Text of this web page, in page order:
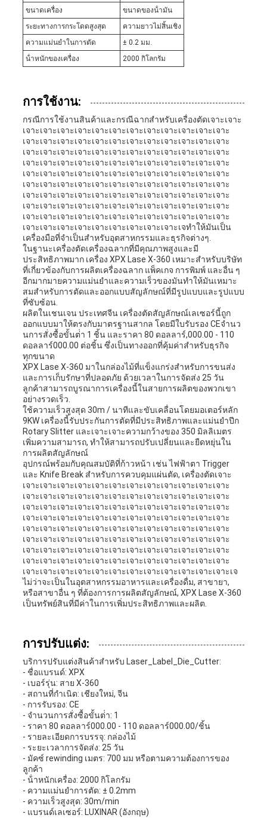
ขนาดเครื่อง
ขนาดของน้ํามัน
ระยะทางการกระโดดสูงสุด
ความยาวไม่สิ้นเชิง
ความแม่นยําในการตัด
± 0.2 มม.
น้ําหนักของเครื่อง
2000 กิโลกรัม
การใช้งาน:
กรณีการใช้งานสินค้าและกรณีฉากสําหรับเครื่องตัดเจาะเจาะ
เจาะเจาะเจาะเจาะเจาะเจาะเจาะเจาะเจาะเจาะเจาะเจาะ
เจาะเจาะเจาะเจาะเจาะเจาะเจาะเจาะเจาะเจาะเจาะเจาะ
เจาะเจาะเจาะเจาะเจาะเจาะเจาะเจาะเจาะเจาะเจาะเจาะ
เจาะเจาะเจาะเจาะเจาะเจาะเจาะเจาะเจาะเจาะเจาะเจาะ
เจาะเจาะเจาะเจาะเจาะเจาะเจาะเจาะเจาะเจาะเจาะเจาะ
เจาะเจาะเจาะเจาะเจาะเจาะเจาะเจาะเจาะเจาะเจาะเจาะ
เจาะเจาะเจาะเจาะเจาะเจาะเจาะเจาะเจาะเจาะเจาะเจาะ
เจาะเจาะเจาะเจาะเจาะเจาะเจาะเจาะเจาะเจาะเจาะเจาะ
เจาะเจาะเจาะเจาะเจาะเจาะเจาะเจาะเจาะเจาะเจาะเจาะ
เจาะเจาะเจาะเจาะเจาะเจาะเจาะเจาะเจาะเจทําให้มันเป็น
เครื่องมือที่จําเป็นสําหรับอุตสาหกรรมและธุรกิจต่างๆ.
ในฐานะเครื่องตัดเครื่องฉลากที่มีคุณภาพสูงและมี
ประสิทธิภาพมาก เครื่อง XPX Lase X-360 เหมาะสําหรับบริษัท
ที่เกี่ยวข้องกับการผลิตเครื่องฉลาก แพ็คเกจ การพิมพ์ และอื่น ๆ
อีกมากมายความแม่นยําและความเร็วของมันทําให้มันเหมาะ
สมสําหรับการตัดและออกแบบสัญลักษณ์ที่มีรูปแบบและรูปแบบ
ที่ซับซ้อน.
ผลิตในเชนเจน ประเทศจีน เครื่องตัดสัญลักษณ์เลเซอร์นี้ถูก
ออกแบบมาให้ตรงกับมาตรฐานสากล โดยมีใบรับรอง CEจํานว
นการสั่งซื้อขั้นต่ํา 1 ชิ้น และราคา 80 ดอลลาร์,000.00 - 110
ดอลลาร์000.00 ต่อชิ้น ซึ่งเป็นทางออกที่คุ้มค่าสําหรับธุรกิจ
ทุกขนาด
XPX Lase X-360 มาในกล่องไม้ที่แข็งแกร่งสําหรับการขนส่ง
และการเก็บรักษาที่ปลอดภัย ด้วยเวลาในการจัดส่ง 25 วัน
ลูกค้าสามารถบูรณาการเครื่องนี้ในสายการผลิตของพวกเขา
อย่างรวดเร็ว.
ใช้ความเร็วสูงสุด 30m / นาทีและขับเคลื่อนโดยมอเตอร์หลัก
9KW เครื่องนี้รับประกันการตัดที่มีประสิทธิภาพและแม่นยําปีก
Rotary Slitter และเจาะเจาะความกว้างของ 350 มิลลิเมตร
เพิ่มความสามารถ, ทําให้สามารถปรับเปลี่ยนและยืดหยุ่นใน
การผลิตสัญลักษณ์
อุปกรณ์พร้อมกับคุณสมบัติที่ก้าวหน้า เช่น ไฟฟ้าตา Trigger
และ Knife Break สําหรับการควบคุมแผ่นตัด, เครื่องตัดเจาะ
เจาะเจาะเจาะเจาะเจาะเจาะเจาะเจาะเจาะเจาะเจาะเจาะ
เจาะเจาะเจาะเจาะเจาะเจาะเจาะเจาะเจาะเจาะเจาะเจาะ
เจาะเจาะเจาะเจาะเจาะเจาะเจาะเจาะเจาะเจาะเจาะเจาะ
เจาะเจาะเจาะเจาะเจาะเจาะเจาะเจาะเจาะเจาะเจาะเจาะ
เจาะเจาะเจาะเจาะเจาะเจาะเจาะเจาะเจาะเจาะเจาะเจาะ
เจาะเจาะเจาะเจาะเจาะเจาะเจาะเจาะเจาะเจาะเจาะเจาะ
เจาะเจาะเจาะเจาะเจาะเจาะเจาะเจาะเจาะเจาะเจาะเจาะ
เจาะเจาะเจาะเจาะเจาะเจาะเจาะเจาะเจาะเจาะเจาะเจาะ
เจาะเจาะเจาะเจาะเจาะเจาะเจาะเจาะเจาะเจาะเจาะเจาะเจ
ไม่ว่าจะเป็นในอุตสาหกรรมอาหารและเครื่องดื่ม, สาขายา,
หรือสาขาอื่น ๆ ที่ต้องการการผลิตสัญลักษณ์, XPX Lase X-360
เป็นทรัพย์สินที่มีค่าในการเพิ่มประสิทธิภาพและผลิต.
การปรับแต่ง:
บริการปรับแต่งสินค้าสําหรับ Laser_Label_Die_Cutter:
- ชื่อแบรนด์: XPX
- เบอร์รุ่น: สาย X-360
- สถานที่กําเนิด: เชียงใหม่, จีน
- การรับรอง: CE
- จํานวนการสั่งซื้อขั้นต่ํา: 1
- ราคา 80 ดอลลาร์000.00 - 110 ดอลลาร์000.00/ชิ้น
- รายละเอียดการบรรจุ: กล่องไม้
- ระยะเวลาการจัดส่ง: 25 วัน
- มัคซ์ rewinding เมตร: 700 มม หรือตามความต้องการของ
ลูกค้า
- น้ําหนักเครื่อง: 2000 กิโลกรัม
- ความแม่นยําการตัด: ± 0.2mm
- ความเร็วสูงสุด: 30m/min
- แบรนด์เลเซอร์: LUXINAR (อังกฤษ)